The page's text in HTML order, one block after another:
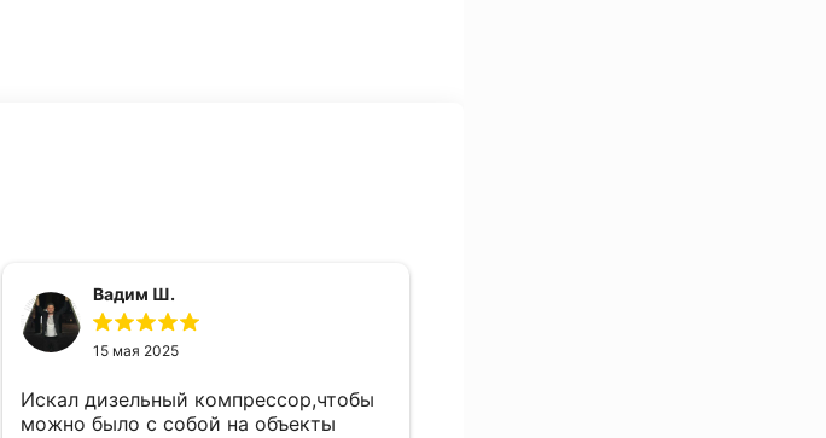
Вадим Ш.
15 мая 2025
Искал дизельный компрессор,чтобы
можно было с собой на объекты